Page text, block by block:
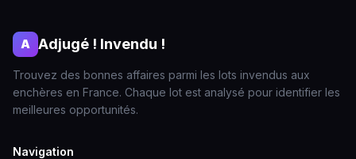
A Adjugé ! Invendu !
Trouvez des bonnes affaires parmi les lots invendus aux
enchères en France. Chaque lot est analysé pour identifier les
meilleures opportunités.
Navigation